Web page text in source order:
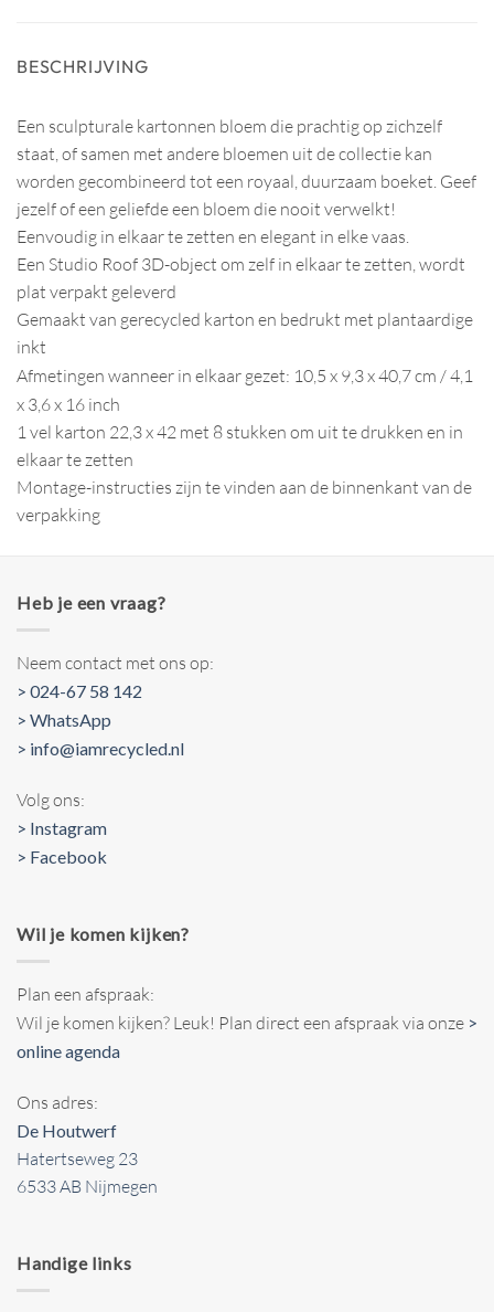
BESCHRIJVING
Een sculpturale kartonnen bloem die prachtig op zichzelf
staat, of samen met andere bloemen uit de collectie kan
worden gecombineerd tot een royaal, duurzaam boeket. Geef
jezelf of een geliefde een bloem die nooit verwelkt!
Eenvoudig in elkaar te zetten en elegant in elke vaas.
Een Studio Roof 3D-object om zelf in elkaar te zetten, wordt
plat verpakt geleverd
Gemaakt van gerecycled karton en bedrukt met plantaardige
inkt
Afmetingen wanneer in elkaar gezet: 10,5 x 9,3 x 40,7 cm / 4,1
x 3,6 x 16 inch
1 vel karton 22,3 x 42 met 8 stukken om uit te drukken en in
elkaar te zetten
Montage-instructies zijn te vinden aan de binnenkant van de
verpakking
Heb je een vraag?
Neem contact met ons op:
> 024-67 58 142
> WhatsApp
> info@iamrecycled.nl
Volg ons:
> Instagram
> Facebook
Wil je komen kijken?
Plan een afspraak:
Wil je komen kijken? Leuk! Plan direct een afspraak via onze >
online agenda
Ons adres:
De Houtwerf
Hatertseweg 23
6533 AB Nijmegen
Handige links